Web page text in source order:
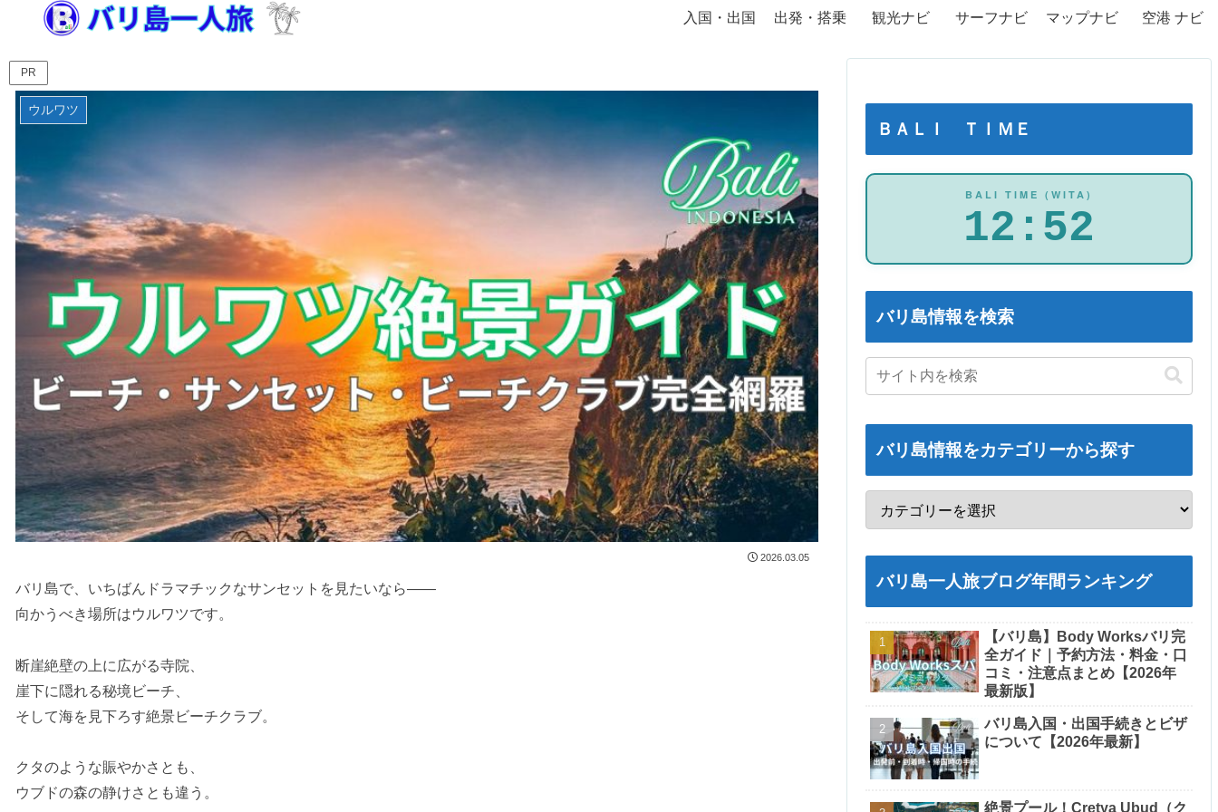
入国・出国 出発・搭乗 観光ナビ サーフナビ マップナビ 空港 ナビ
PR
ウルワツ
2026.03.05
バリ島で、いちばんドラマチックなサンセットを見たいなら――
向かうべき場所はウルワツです。
断崖絶壁の上に広がる寺院、
崖下に隠れる秘境ビーチ、
そして海を見下ろす絶景ビーチクラブ。
クタのような賑やかさとも、
ウブドの森の静けさとも違う。
ＢＡＬＩ ＴＩＭＥ
BALI TIME (WITA)
12:52
バリ島情報を検索
バリ島情報をカテゴリーから探す
バリ島一人旅ブログ年間ランキング
【バリ島】Body Worksバリ完
全ガイド｜予約方法・料金・口
コミ・注意点まとめ【2026年
最新版】
バリ島入国・出国手続きとビザ
について【2026年最新】
絶景プール！Cretya Ubud（ク